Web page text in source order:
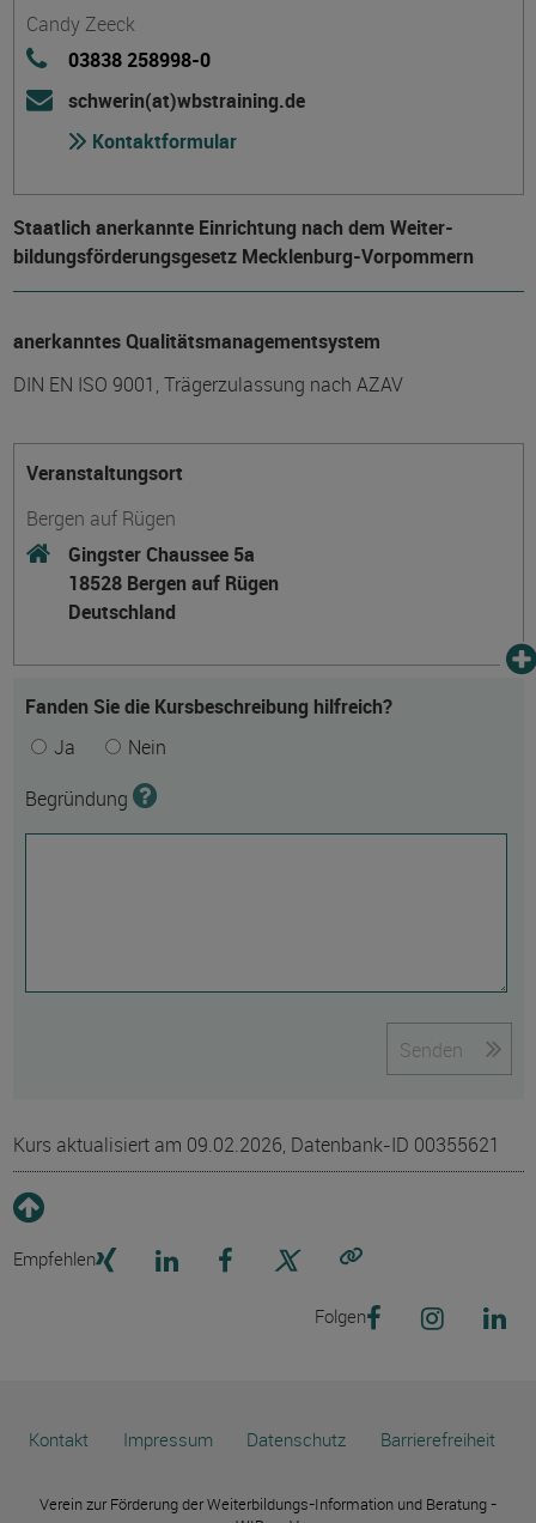
Candy Zeeck
03838 258998-0
schwerin(at)wbstraining.de
Kontaktformular
Staatlich anerkannte Einrichtung nach dem Weiter­
bildungs­förderungs­gesetz Mecklenburg-Vorpommern
anerkanntes Qualitätsmanagementsystem
DIN EN ISO 9001, Trägerzulassung nach AZAV
Veranstaltungsort
Bergen auf Rügen
Gingster Chaussee 5a
18528 Bergen auf Rügen
Deutschland
Fanden Sie die Kursbeschreibung hilfreich?
Ja
Nein
Begründung
Senden
Kurs aktualisiert am 09.02.2026, Datenbank-ID 00355621
Empfehlen
Folgen
Kontakt Impressum Datenschutz Barrierefreiheit
Verein zur Förderung der Weiterbildungs-Information und Beratung -